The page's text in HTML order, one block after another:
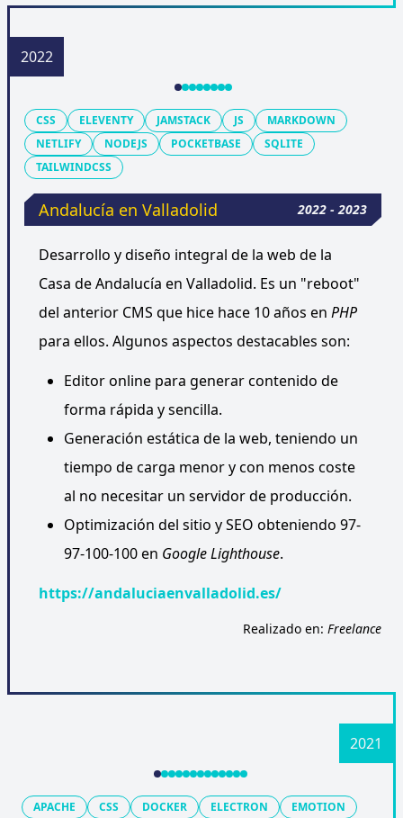
Andalucía en Valladolid 2022 - 2023
Desarrollo y diseño integral de la web de la
Casa de Andalucía en Valladolid. Es un "reboot"
del anterior CMS que hice hace 10 años en PHP
para ellos. Algunos aspectos destacables son:
Editor online para generar contenido de
forma rápida y sencilla.
Generación estática de la web, teniendo un
tiempo de carga menor y con menos coste
al no necesitar un servidor de producción.
Optimización del sitio y SEO obteniendo 97-
97-100-100 en Google Lighthouse.
https://andaluciaenvalladolid.es/
Realizado en: Freelance
CSS ELEVENTY JAMSTACK JS
MARKDOWN
NETLIFY
NODEJS POCKETBASE
SQLITE
TAILWINDCSS
APACHE CSS DOCKER ELECTRON EMOTION